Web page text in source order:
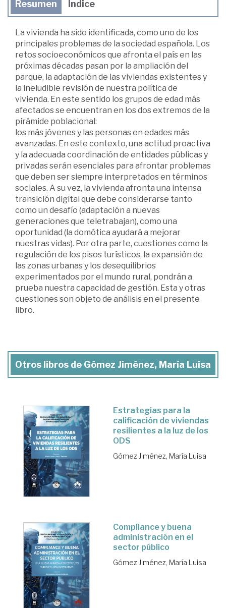
Resumen Índice
La vivienda ha sido identificada, como uno de los
principales problemas de la sociedad española. Los
retos socioeconómicos que afronta el país en las
próximas décadas pasan por la ampliación del
parque, la adaptación de las viviendas existentes y
la ineludible revisión de nuestra política de
vivienda. En este sentido los grupos de edad más
afectados se encuentran en los dos extremos de la
pirámide poblacional:
los más jóvenes y las personas en edades más
avanzadas. En este contexto, una actitud proactiva
y la adecuada coordinación de entidades públicas y
privadas serán esenciales para afrontar problemas
que deben ser siempre interpretados en términos
sociales. A su vez, la vivienda afronta una intensa
transición digital que debe considerarse tanto
como un desafío (adaptación a nuevas
generaciones que teletrabajan), como una
oportunidad (la domótica ayudará a mejorar
nuestras vidas). Por otra parte, cuestiones como la
regulación de los pisos turísticos, la expansión de
las zonas urbanas y los desequilibrios
experimentados por el mundo rural, pondrán a
prueba nuestra capacidad de gestión. Esta y otras
cuestiones son objeto de análisis en el presente
libro.
Otros libros de Gómez Jiménez, María Luisa
Estrategias para la
calificación de viviendas
resilientes a la luz de los
ODS
Gómez Jiménez, María Luisa
Compliance y buena
administración en el
sector público
Gómez Jiménez, María Luisa